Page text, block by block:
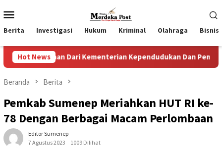
ke
kontenMobile
Berita Investigasi Hukum Kriminal Olahraga Bisnis
Hot News
Dari Kementerian Kependudukan Dan Pembangunan
Beranda Berita
Pemkab Sumenep Meriahkan HUT RI ke-
78 Dengan Berbagai Macam Perlombaan
Editor Sumenep
7 Agustus 2023
1009 Dilihat